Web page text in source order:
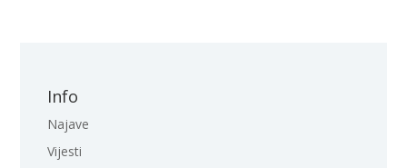
Info
Najave
Vijesti